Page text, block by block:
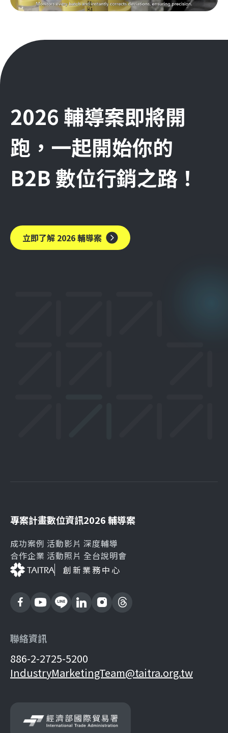
2026 輔導案即將開
跑，一起開始你的
B2B 數位行銷之路！
立即了解 2026 輔導案
專案計畫
成功案例
合作企業
數位資訊
活動影片
活動照片
2026 輔導案
深度輔導
全台說明會
創新業務中心
聯絡資訊
886-2-2725-5200
IndustryMarketingTeam@taitra.org.tw